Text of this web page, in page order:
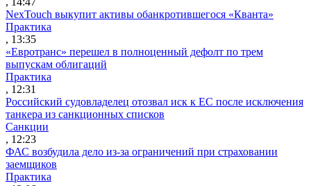
NexTouch выкупит активы обанкротившегося «Кванта»
Практика
, 13:35
«Евротранс» перешел в полноценный дефолт по трем
выпускам облигаций
Практика
, 12:31
Российский судовладелец отозвал иск к ЕС после исключения
танкера из санкционных списков
Санкции
, 12:23
ФАС возбудила дело из-за ограничений при страховании
заемщиков
Практика